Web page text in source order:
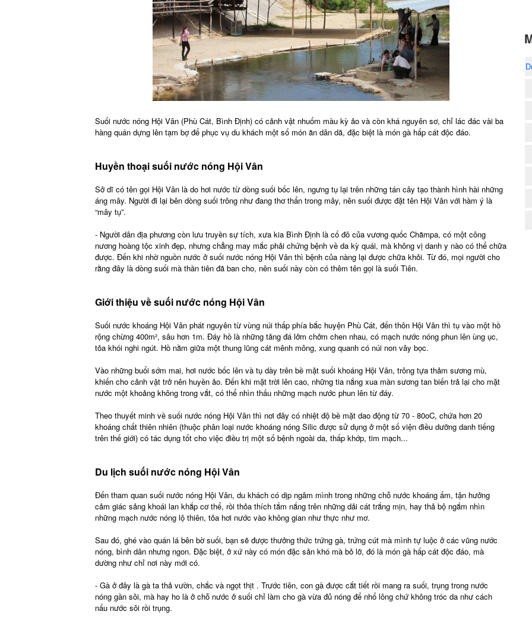
Suối nước nóng Hội Vân (Phù Cát, Bình Định) có cảnh vật nhuốm màu kỳ ảo và còn khá nguyên sơ, chỉ lác đác vài ba
hàng quán dựng lên tạm bợ để phục vụ du khách một số món ăn dân dã, đặc biệt là món gà hấp cát độc đáo.
Huyền thoại suối nước nóng Hội Vân
Sở dĩ có tên gọi Hội Vân là do hơi nước từ dòng suối bốc lên, ngưng tụ lại trên những tán cây tạo thành hình hài những
áng mây. Người đi lại bên dòng suối trông như đang thơ thẩn trong mây, nên suối được đặt tên Hội Vân với hàm ý là
“mây tụ”.
- Người dân địa phương còn lưu truyền sự tích, xưa kia Bình Định là cố đô của vương quốc Chămpa, có một công
nương hoàng tộc xinh đẹp, nhưng chẳng may mắc phải chứng bệnh về da kỳ quái, mà không vị danh y nào có thể chữa
được. Đến khi nhờ nguồn nước ở suối nước nóng Hội Vân thì bệnh của nàng lại được chữa khỏi. Từ đó, mọi người cho
rằng đây là dòng suối mà thần tiên đã ban cho, nên suối này còn có thêm tên gọi là suối Tiên.
Giới thiệu về suối nước nóng Hội Vân
Suối nước khoáng Hội Vân phát nguyên từ vùng núi thấp phía bắc huyện Phù Cát, đến thôn Hội Vân thì tụ vào một hồ
rộng chừng 400m², sâu hơn 1m. Đáy hồ là những tảng đá lởm chởm chen nhau, có mạch nước nóng phun lên ùng ục,
tỏa khói nghi ngút. Hồ nằm giữa một thung lũng cát mênh mông, xung quanh có núi non vây bọc.
Vào những buổi sớm mai, hơi nước bốc lên và tụ dày trên bề mặt suối khoáng Hội Vân, trông tựa thảm sương mù,
khiến cho cảnh vật trở nên huyền ảo. Đến khi mặt trời lên cao, những tia nắng xua màn sương tan biến trả lại cho mặt
nước một khoảng không trong vắt, có thể nhìn thấu những mạch nước phun lên từ đáy.
Theo thuyết minh về suối nước nóng Hội Vân thì nơi đây có nhiệt độ bề mặt dao động từ 70 - 80oC, chứa hơn 20
khoáng chất thiên nhiên (thuộc phân loại nước khoáng nóng Silic được sử dụng ở một số viện điều dưỡng danh tiếng
trên thế giới) có tác dụng tốt cho việc điều trị một số bệnh ngoài da, thấp khớp, tim mạch...
Du lịch suối nước nóng Hội Vân
Đến tham quan suối nước nóng Hội Vân, du khách có dịp ngâm mình trong những chỗ nước khoáng ấm, tận hưởng
cảm giác sảng khoái lan khắp cơ thể, rồi thỏa thích tắm nắng trên những dải cát trắng mịn, hay thả bộ ngắm nhìn
những mạch nước nóng lộ thiên, tỏa hơi nước vào không gian như thực như mơ.
Sau đó, ghé vào quán lá bên bờ suối, bạn sẽ được thưởng thức trứng gà, trứng cút mà mình tự luộc ở các vũng nước
nóng, bình dân nhưng ngon. Đặc biệt, ở xứ này có món đặc sản khó mà bỏ lỡ, đó là món gà hấp cát độc đáo, mà
dường như chỉ nơi này mới có.
- Gà ở đây là gà ta thả vườn, chắc và ngọt thịt . Trước tiên, con gà được cắt tiết rồi mang ra suối, trụng trong nước
nóng gần sôi, mà hay ho là ở chỗ nước ở suối chỉ làm cho gà vừa đủ nóng để nhổ lông chứ không tróc da như cách
nấu nước sôi rồi trụng.